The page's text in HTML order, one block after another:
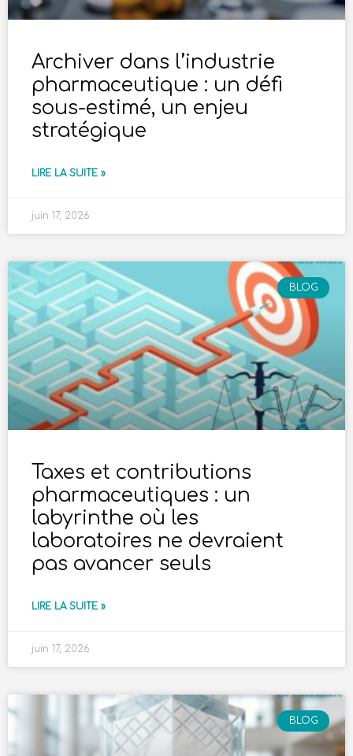
Archiver dans l’industrie
pharmaceutique : un défi
sous-estimé, un enjeu
stratégique
LIRE LA SUITE »
juin 17, 2026
BLOG
Taxes et contributions
pharmaceutiques : un
labyrinthe où les
laboratoires ne devraient
pas avancer seuls
LIRE LA SUITE »
juin 17, 2026
BLOG